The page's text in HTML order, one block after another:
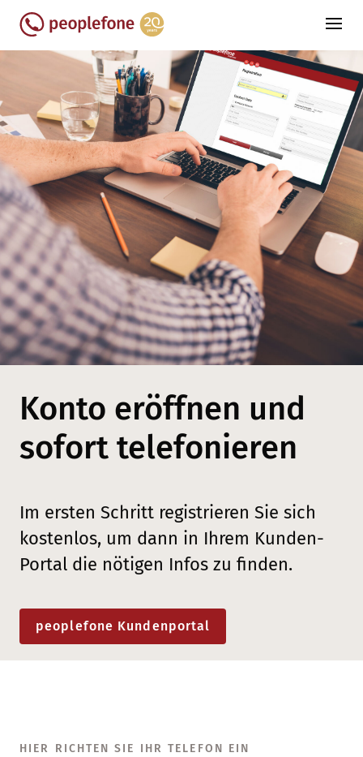
Konto eröffnen und
sofort telefonieren
Im ersten Schritt registrieren Sie sich
kostenlos, um dann in Ihrem Kunden-
Portal die nötigen Infos zu finden.
peoplefone Kundenportal
HIER RICHTEN SIE IHR TELEFON EIN